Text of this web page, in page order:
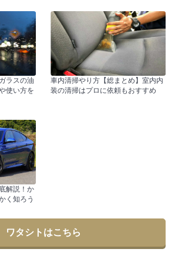
ラスの油
使い方を
車内清掃やり方【総まとめ】室内内
装の清掃はプロに依頼もおすすめ
解説！か
く知ろう
ワタシトはこちら